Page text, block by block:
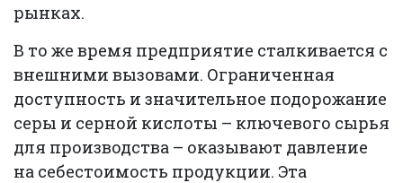
рынках.
В то же время предприятие сталкивается с
внешними вызовами. Ограниченная
доступность и значительное подорожание
серы и серной кислоты – ключевого сырья
для производства – оказывают давление
на себестоимость продукции. Эта